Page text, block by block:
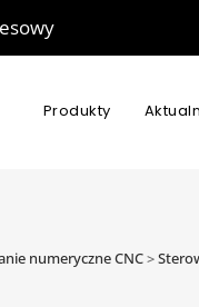
Produkty
numeryczne CNC>